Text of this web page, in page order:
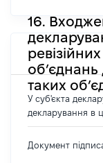
16.
об’єднань
таких
У суб'єкта
декларування в
Документ